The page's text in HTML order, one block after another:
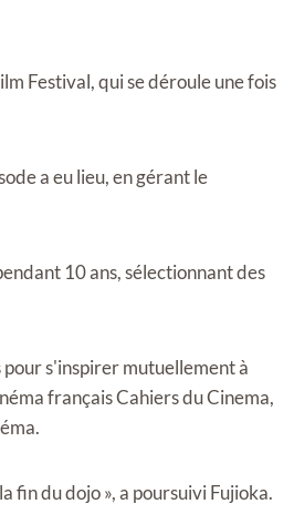
Festival, qui se déroule une fois
a eu lieu, en gérant le
10 ans, sélectionnant des
s'inspirer mutuellement à
français Cahiers du Cinema,
fin du dojo », a poursuivi Fujioka.